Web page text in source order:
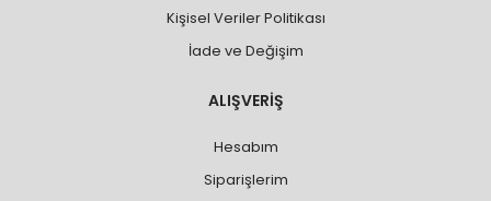
Kişisel Veriler Politikası
İade ve Değişim
ALIŞVERİŞ
Hesabım
Siparişlerim